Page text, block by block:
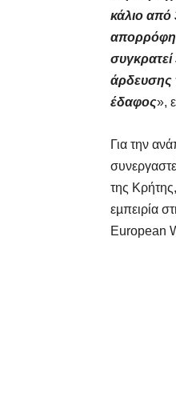
κάλιο από
άρδευσης
έδαφος»,
Για την
της
εµπειρία
European